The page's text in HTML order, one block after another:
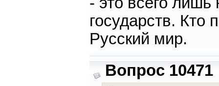
государств. Кто
Русский мир.
Вопрос 10471